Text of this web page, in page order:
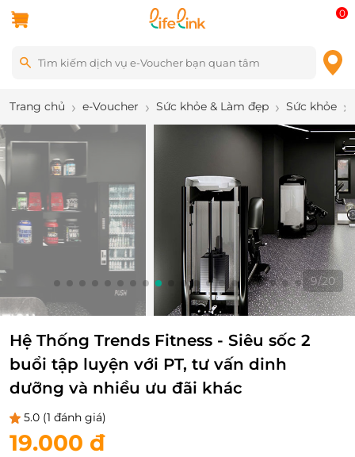
0
Trang chủ e-Voucher Sức khỏe & Làm đẹp Sức khỏe
9/20
Hệ Thống Trends Fitness - Siêu sốc 2
buổi tập luyện với PT, tư vấn dinh
dưỡng và nhiều ưu đãi khác
5.0 (1 đánh giá)
19.000 đ